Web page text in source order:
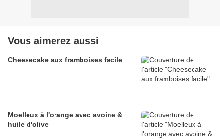
Vous aimerez aussi
Cheesecake aux framboises facile
Moelleux à l'orange avec avoine &
huile d'olive